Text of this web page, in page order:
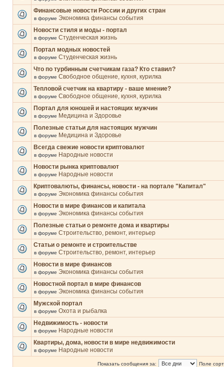
Финансовые новости России и других стран
в форуме Экономика финансы события
Новости стиля и моды - портал
в форуме Студенческая жизнь
Портал модных новостей
в форуме Студенческая жизнь
Что по турбинным счетчикам газа? Кто ставил?
в форуме Свободное общение, кухня, курилка
Тепловой счетчик на квартиру - ваше мнение?
в форуме Свободное общение, кухня, курилка
Портал для юношей и настоящих мужчин
в форуме Медицина и Здоровье
Полезные статьи для настоящих мужчин
в форуме Медицина и Здоровье
Всегда свежие новости криптовалют
в форуме Народные новости
Новости рынка криптовалют
в форуме Народные новости
Криптовалюты, финансы, новости - на портале "Капитал"
в форуме Экономика финансы события
Новости в мире финансов и капитала
в форуме Экономика финансы события
Полезные статьи о ремонте дома и квартиры
в форуме Строительство, ремонт, интерьер
Статьи о ремонте и строительстве
в форуме Строительство, ремонт, интерьер
Новости в мире финансов
в форуме Экономика финансы события
Новостной портал в мире финансов
в форуме Экономика финансы события
Мужской портал
в форуме Охота и рыбалка
Недвижимость - новости
в форуме Народные новости
Квартиры, дома, новости в мире недвижимости
в форуме Народные новости
Показать сообщения за:
Поле